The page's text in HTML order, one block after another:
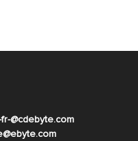
@cdebyte.com
@ebyte.com